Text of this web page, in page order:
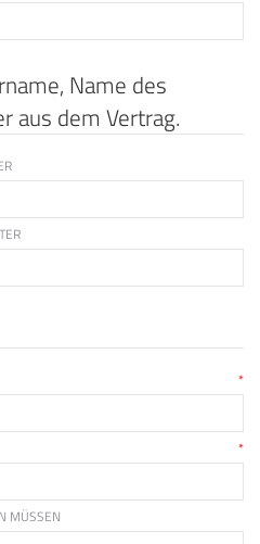
Name des
aus dem Vertrag.
*
*
MÜSSEN